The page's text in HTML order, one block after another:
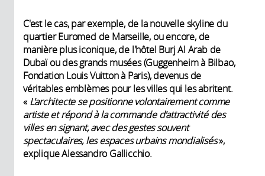
C'est le cas, par exemple, de la nouvelle skyline du
quartier Euromed de Marseille, ou encore, de
manière plus iconique, de l'hôtel Burj Al Arab de
Dubaï ou des grands musées (Guggenheim à Bilbao,
Fondation Louis Vuitton à Paris), devenus de
véritables emblèmes pour les villes qui les abritent.
« L'architecte se positionne volontairement comme
artiste et répond à la commande d'attractivité des
villes en signant, avec des gestes souvent
spectaculaires, les espaces urbains mondialisés»,
explique Alessandro Gallicchio.